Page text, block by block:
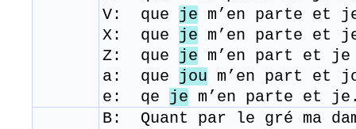
V: que je m’en parte et
X: que je m’en parte et
Z: que je m’en part et
a: que jou m’en part et
e: qe je m’en parte
B: Quant par le gré ma